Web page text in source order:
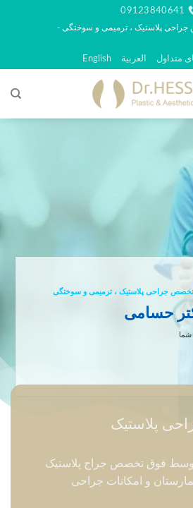
09123840641
پلاستیک ، ترمیمی و سوختگی -
متداول العربية English
جراحی پلاستیک ، ترمیمی و سوختگی
حسامی
شما
پلاستیک
فوق تخصص جراح پلاستیک
و امکانات جراحی